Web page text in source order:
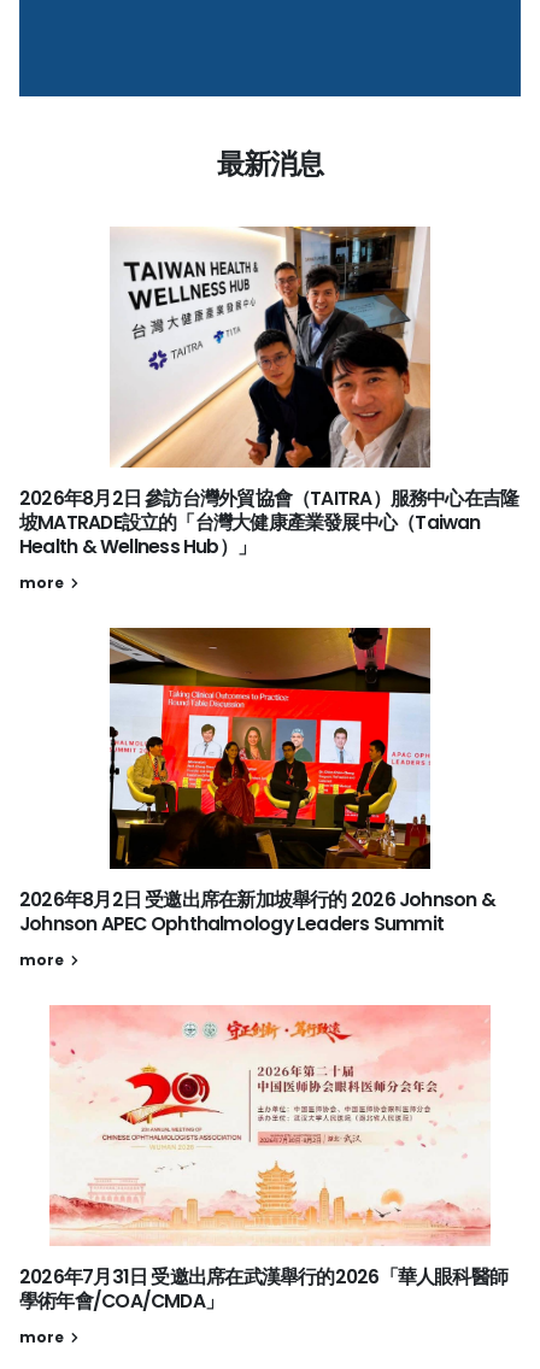
最新消息
2026年8月2日 參訪台灣外貿協會（TAITRA）服務中心在吉隆
坡MATRADE設立的「台灣大健康產業發展中心（Taiwan
Health & Wellness Hub）」
more
2026年8月2日 受邀出席在新加坡舉行的 2026 Johnson &
Johnson APEC Ophthalmology Leaders Summit
more
2026年7月31日 受邀出席在武漢舉行的2026「華人眼科醫師
學術年會/COA/CMDA」
more